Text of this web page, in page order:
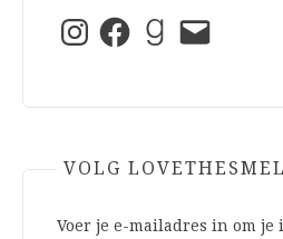
InstagramFacebookGoodreads
E-
mail
VOLG
Voer je e-mailadres in om je